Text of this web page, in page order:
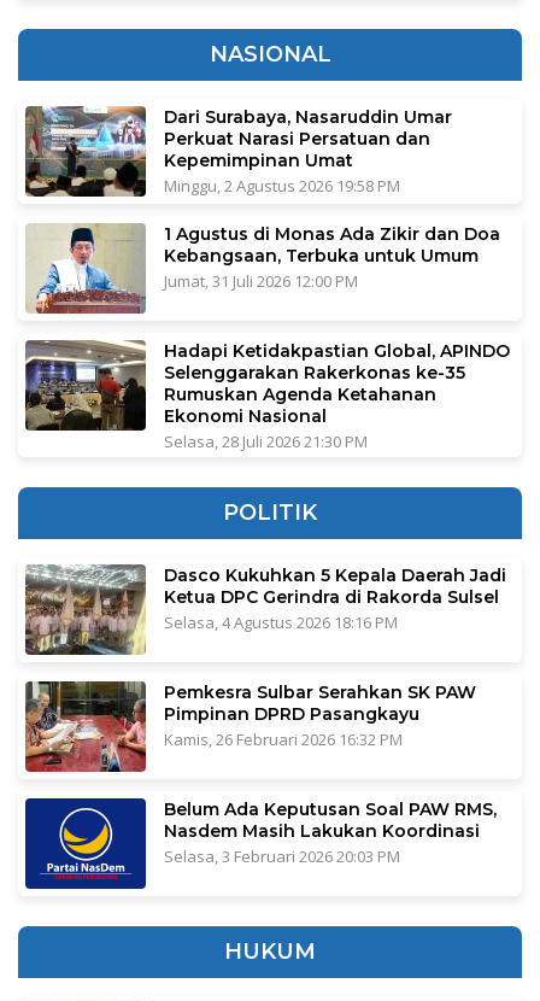
NASIONAL
Dari Surabaya, Nasaruddin Umar
Perkuat Narasi Persatuan dan
Kepemimpinan Umat
Minggu, 2 Agustus 2026 19:58 PM
1 Agustus di Monas Ada Zikir dan Doa
Kebangsaan, Terbuka untuk Umum
Jumat, 31 Juli 2026 12:00 PM
Hadapi Ketidakpastian Global, APINDO
Selenggarakan Rakerkonas ke-35
Rumuskan Agenda Ketahanan
Ekonomi Nasional
Selasa, 28 Juli 2026 21:30 PM
POLITIK
Dasco Kukuhkan 5 Kepala Daerah Jadi
Ketua DPC Gerindra di Rakorda Sulsel
Selasa, 4 Agustus 2026 18:16 PM
Pemkesra Sulbar Serahkan SK PAW
Pimpinan DPRD Pasangkayu
Kamis, 26 Februari 2026 16:32 PM
Belum Ada Keputusan Soal PAW RMS,
Nasdem Masih Lakukan Koordinasi
Selasa, 3 Februari 2026 20:03 PM
HUKUM